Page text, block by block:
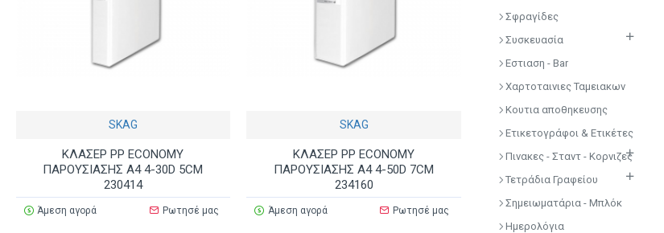
SKAG
ΚΛΑΣΕΡ PP ECONOMY
ΠΑΡΟΥΣΙΑΣΗΣ Α4 4-30D 5CM
230414
Άμεση αγορά Ρωτησέ μας
SKAG
ΚΛΑΣΕΡ PP ECONOMY
ΠΑΡΟΥΣΙΑΣΗΣ Α4 4-50D 7CM
234160
Άμεση αγορά Ρωτησέ μας
Σφραγίδες
Συσκευασία
Εστιαση - Bar
Χαρτοταινιες Ταμειακων
Κουτια αποθηκευσης
Ετικετογράφοι & Ετικέτες
Πινακες - Σταντ - Κορνιζες
Τετράδια Γραφείου
Σημειωματάρια - Μπλόκ
Ημερολόγια